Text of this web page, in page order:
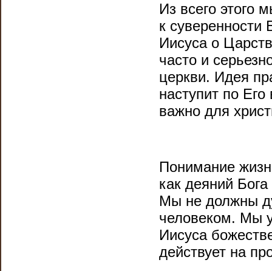
Из всего этого
к суверенности
Иисуса о
часто и
церкви. Идея
наступит по
важно для
Понимание
как деяний
Мы не должны
человеком. Мы
Иисуса
действует на